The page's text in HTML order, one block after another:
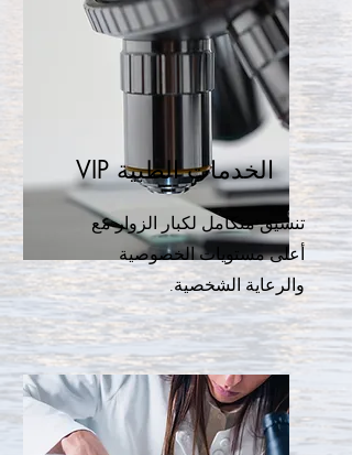
الخدمات الطبية VIP
تنسيق متكامل لكبار الزوار مع
أعلى مستويات الخصوصية
والرعاية الشخصية.